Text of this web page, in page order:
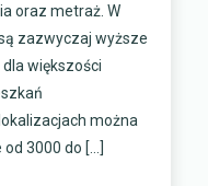
oraz metraż. W
zazwyczaj wyższe
większości
można
3000 do […]